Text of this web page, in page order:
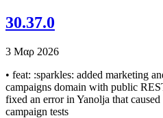
30.37.0
3 Μαρ 2026
• feat: :sparkles: added marketing
campaigns domain with public
fixed an error in Yanolja that
campaign tests